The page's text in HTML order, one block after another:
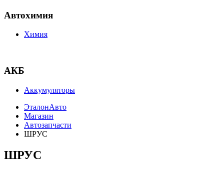
Автохимия
Химия
АКБ
Аккумуляторы
ЭталонАвто
Магазин
Автозапчасти
ШРУС
ШРУС